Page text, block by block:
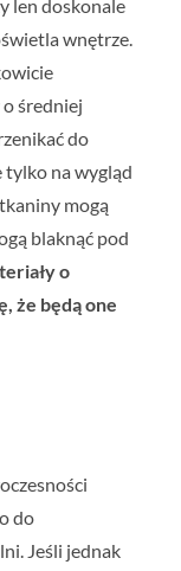
len doskonale
wnętrze.
średniej
do
tylko na wygląd
mogą
blaknąć pod
o
że będą one
do
Jeśli jednak